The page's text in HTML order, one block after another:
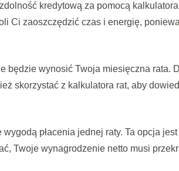
kredytową za pomocą
Ci zaoszczędzić czas i energię,
będzie wynosić Twoja miesięczna rata.
skorzystać z kalkulatora rat, aby
płacenia jednej raty. Ta opcja
Twoje wynagrodzenie netto musi